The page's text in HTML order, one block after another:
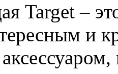
Target –
и